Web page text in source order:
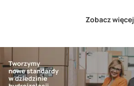
Zobacz więcej